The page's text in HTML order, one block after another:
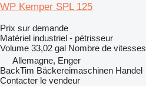
WP Kemper SPL 125
Prix sur demande
Matériel industriel - pétrisseur
Volume 33,02 gal Nombre de vitesses
Allemagne, Enger
BackTim Bäckereimaschinen Handel
Contacter le vendeur